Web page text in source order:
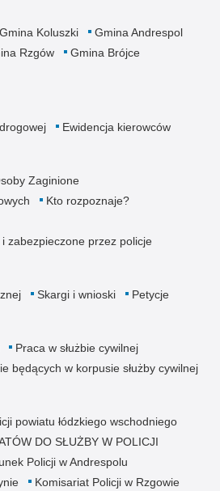
Gmina Koluszki
Gmina Andrespol
Rzgów
Gmina Brójce
Ewidencja kierowców
Zaginione
Kto rozpoznaje?
zabezpieczone przez policje
Skargi i wnioski Petycje
Praca w służbie cywilnej
będących w korpusie służby cywilnej
powiatu łódzkiego wschodniego
DO SŁUŻBY W POLICJI
Policji w Andrespolu
Komisariat Policji w Rzgowie